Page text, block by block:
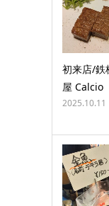
初来店/鉄
屋 Calcio
2025.10.11